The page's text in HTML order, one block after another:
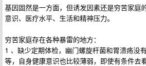
基因固然是一方面，但诱发因素还是穷苦家庭
意识、医疗水平、生活和精神压力。
穷苦家庭存在各种暴雷的地方：
1 、缺少定期体检，幽门螺旋杆菌和胃溃疡没
等，自身健康意识也比较薄弱，即使有条件去